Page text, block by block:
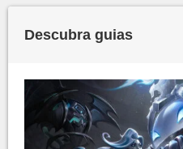
Descubra guias